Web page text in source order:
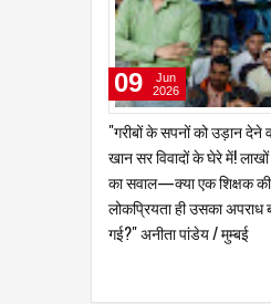
"गरीबों के सपनों को उड़ान देने
खान सर विवादों के घेरे में! लाखों
का सवाल—क्या एक शिक्षक की
लोकप्रियता ही उसका अपराध
गई?" अनीता पांडेय / मुम्बई
09
Jun
2026